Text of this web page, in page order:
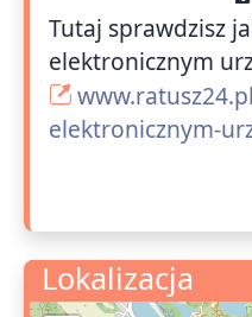
Tutaj sprawdzisz
elektronicznym
elektronicznym-
Lokalizacja